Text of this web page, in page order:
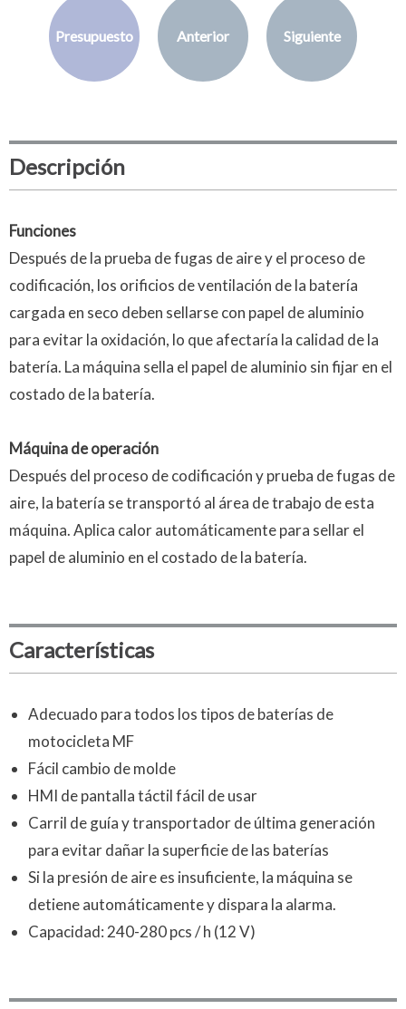
Presupuesto Anterior Siguiente
Descripción
Funciones
Después de la prueba de fugas de aire y el proceso de
codificación, los orificios de ventilación de la batería
cargada en seco deben sellarse con papel de aluminio
para evitar la oxidación, lo que afectaría la calidad de la
batería. La máquina sella el papel de aluminio sin fijar en el
costado de la batería.
Máquina de operación
Después del proceso de codificación y prueba de fugas de
aire, la batería se transportó al área de trabajo de esta
máquina. Aplica calor automáticamente para sellar el
papel de aluminio en el costado de la batería.
Características
Adecuado para todos los tipos de baterías de
motocicleta MF
Fácil cambio de molde
HMI de pantalla táctil fácil de usar
Carril de guía y transportador de última generación
para evitar dañar la superficie de las baterías
Si la presión de aire es insuficiente, la máquina se
detiene automáticamente y dispara la alarma.
Capacidad: 240-280 pcs / h (12 V)